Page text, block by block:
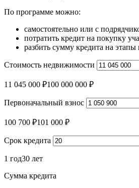
По программе можно:
самостоятельно или с
потратить кредит на покупку
разбить сумму кредита на
Стоимость недвижимости
11 045 000 ₽100 000 000 ₽
Первоначальный взнос
100 700 ₽101 000 ₽
Срок кредита
1 год30 лет
Сумма кредита